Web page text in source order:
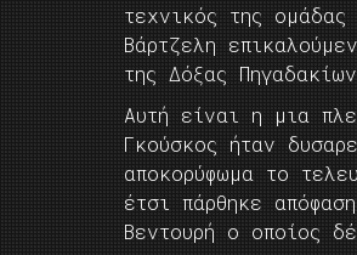
τεχνικός της
Βάρτζελη
της Δόξας
Αυτή είναι η μια
Γκούσκος ήταν
αποκορύφωμα το
έτσι πάρθηκε
Βεντουρή ο οποίος